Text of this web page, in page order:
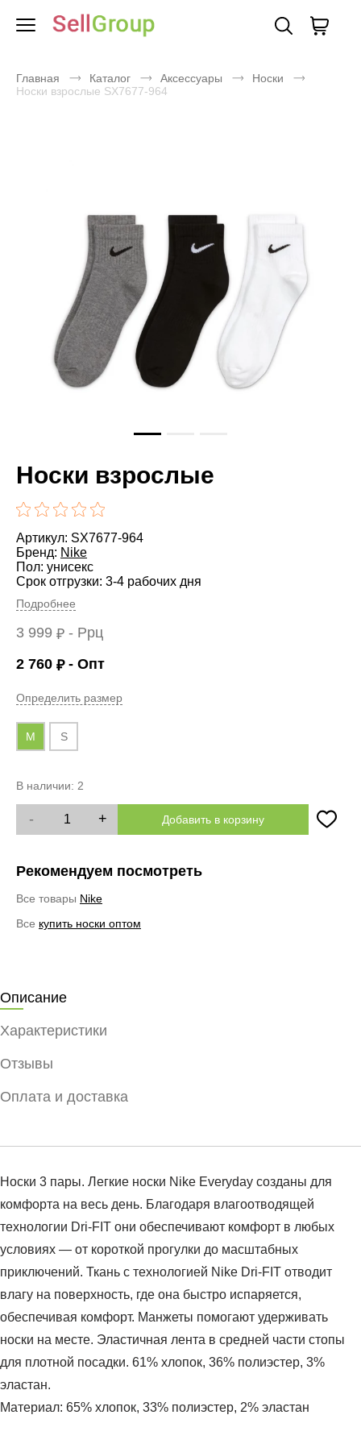
Главная Каталог Аксессуары
Носки
Носки взрослые SX7677-964
Носки взрослые
Артикул: SX7677-964
Бренд: Nike
Пол: унисекс
Срок отгрузки: 3-4 рабочих дня
Подробнее
3 999 ₽ - Ррц
2 760 ₽- Опт
Определить размер
M S
В наличии: 2
- + Добавить в корзину
Рекомендуем посмотреть
Все товары Nike
Все купить носки оптом
Описание
Характеристики
Отзывы
Оплата и доставка
Носки 3 пары. Легкие носки Nike Everyday созданы для
комфорта на весь день. Благодаря влагоотводящей
технологии Dri-FIT они обеспечивают комфорт в любых
условиях — от короткой прогулки до масштабных
приключений. Ткань с технологией Nike Dri-FIT отводит
влагу на поверхность, где она быстро испаряется,
обеспечивая комфорт. Манжеты помогают удерживать
носки на месте. Эластичная лента в средней части стопы
для плотной посадки. 61% хлопок, 36% полиэстер, 3%
эластан.
Материал: 65% хлопок, 33% полиэстер, 2% эластан